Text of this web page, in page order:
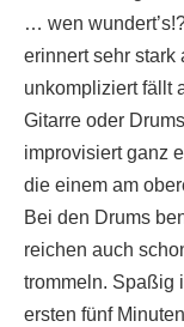
… wen
erinnert sehr stark
unkompliziert fällt
Gitarre oder
improvisiert ganz
die einem am
Bei den Drums
reichen auch
trommeln. Spaßig
ersten fünf